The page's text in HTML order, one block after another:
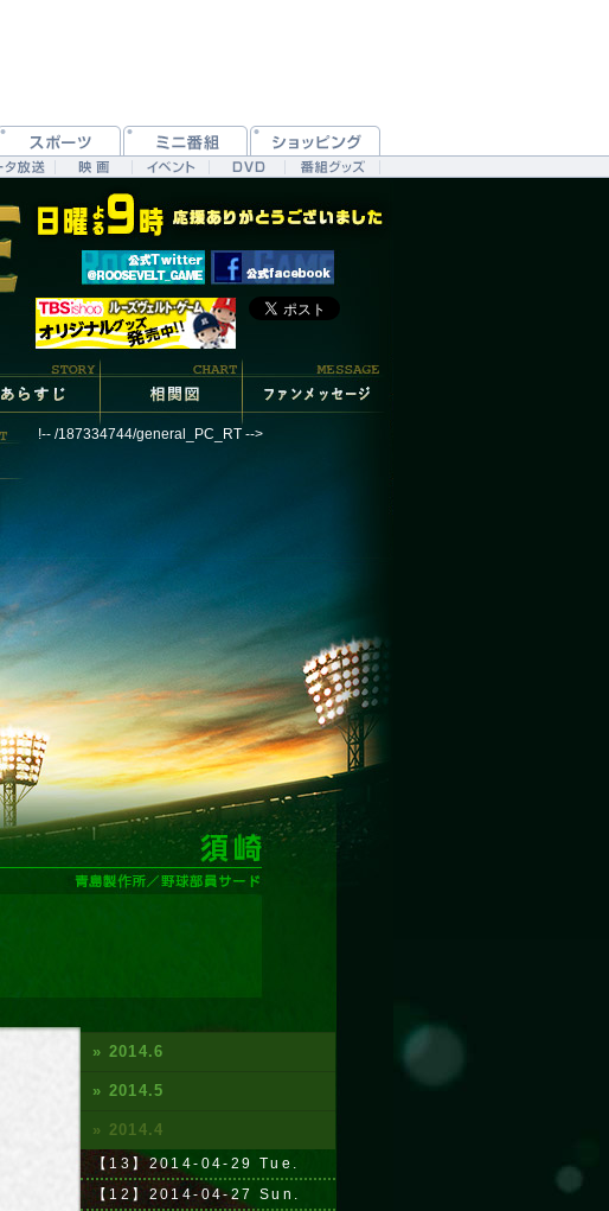
!-- /187334744/general_PC_RT -->
» 2014.6
» 2014.5
» 2014.4
【13】2014-04-29 Tue.
【12】2014-04-27 Sun.